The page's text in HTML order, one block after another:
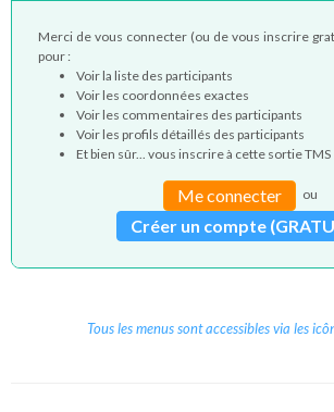
Merci de vous connecter (ou de vous inscrire
pour :
Voir la liste des participants
Voir les coordonnées exactes
Voir les commentaires des participants
Voir les profils détaillés des participants
Et bien sûr... vous inscrire à cette sortie TMS
Me connecter ou
Créer un compte
Tous les menus sont accessibles via les